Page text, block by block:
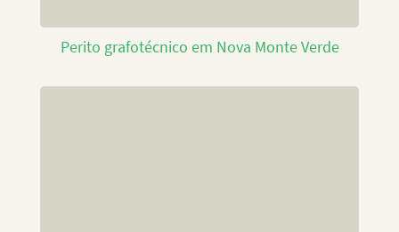
Perito grafotécnico em Nova Monte Verde